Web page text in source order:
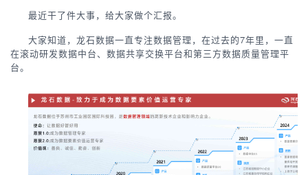
最近干了件大事，给大家做个汇报。
大家知道，龙石数据一直专注数据管理，在过去的7年里，一直
在滚动研发数据中台、数据共享交换平台和第三方数据质量管理平
台。